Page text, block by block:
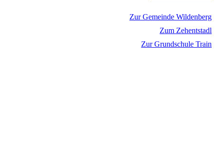
Zur Gemeinde Wildenberg
Zum Zehentstadl
Zur Grundschule Train